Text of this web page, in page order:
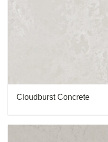
Cloudburst Concrete